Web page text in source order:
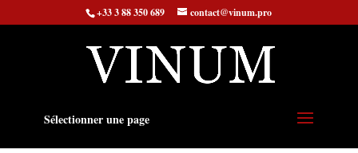
+33 3 88 350 689 contact@vinum.pro
Sélectionner une page